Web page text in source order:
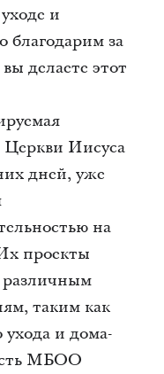
и
благодарим за
делаете этот
Иисуса
дней, уже
на
проекты
таким как
и дома-
МБОО